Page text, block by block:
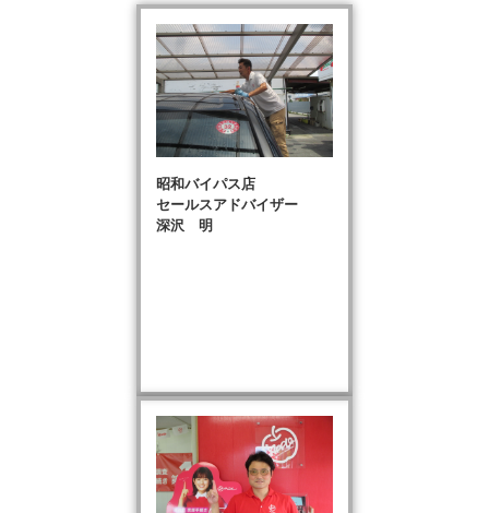
昭和バイパス店
セールスアドバイザー
深沢 明